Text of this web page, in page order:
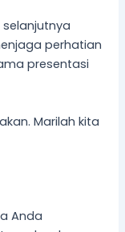
perhatian
presentasi
Marilah kita
Anda